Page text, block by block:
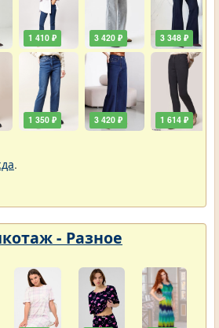
1 410 ₽
1 350 ₽
3 420 ₽
3 420 ₽
3 348 ₽
1 614 ₽
.
- Разное